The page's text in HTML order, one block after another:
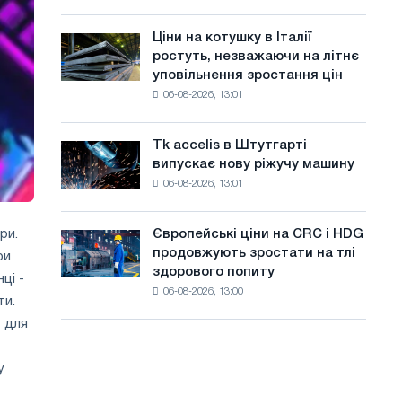
а
й
т
-
для
року
радянської
авіації
Великої
Вітчизняної
війни
Ціни
на
котушку
незважаючи
на
уповільнення
зростання
цін
Ціни на котушку в Італії
ростуть, незважаючи на літнє
уповільнення зростання цін
06-08-2026, 13:01
Tk
accelis
в
нову
ріжучу
Tk accelis в Штутгарті
випускає нову ріжучу машину
06-08-2026, 13:01
Європейські
ціни
на
Європейські ціни на CRC і HDG
продовжують зростати на тлі
здорового попиту
06-08-2026, 13:00